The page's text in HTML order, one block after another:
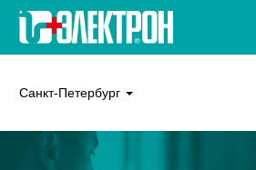
Санкт-Петербург